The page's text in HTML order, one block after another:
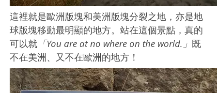
這裡就是歐洲版塊和美洲版塊分裂之地，亦是地
球版塊移動最明顯的地方。站在這個景點，真的
可以就 「You are at no where on the world.」 既
不在美洲、又不在歐洲的地方！